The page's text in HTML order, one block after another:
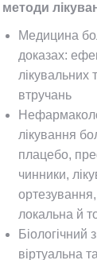
методи
Медицина
доказах:
лікувальних
втручань
лікування
плацебо,
чинники,
локальна й
Біологічний
віртуальна